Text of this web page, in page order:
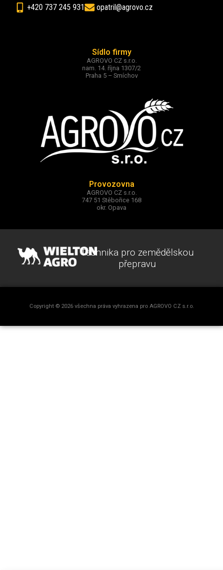
+420 737 245 931 opatril@agrovo.cz
Sídlo firmy
AGROVO CZ s.r.o.
nam. 14. října 1307/2
Praha 5 – Smíchov
Provozovna
AGROVO CZ s.r.o.
747 51 Stěbořice 168
okr. Opava
Technika pro zemědělskou
přepravu
Copyright © 2026 všechna práva vyhrazena pro AGROVO CZ s.r.o.